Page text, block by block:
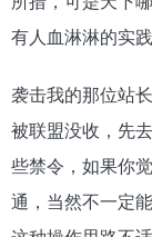
有人血淋淋的实
袭击我的那位站
被联盟没收，先
些禁令，如果你
通，当然不一定